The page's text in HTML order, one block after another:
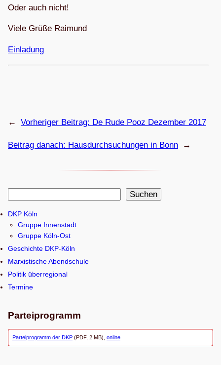
Oder auch nicht!
Viele Grüße Raimund
Ein­la­dung
← Vorheriger Beitrag: De Rude Pooz Dezem­ber 2017
Beitrag danach: Haus­durch­su­chun­gen in Bonn →
h
e
n
Suchen
DKP Köln
Gruppe Innenstadt
Gruppe Köln-Ost
Geschichte DKP-Köln
Marxistische Abendschule
Politik überregional
Termine
Parteiprogramm
Parteiprogramm der DKP (PDF, 2 MB), online